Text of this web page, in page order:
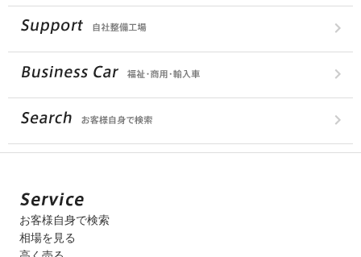
お客様自身で検索
相場を見る